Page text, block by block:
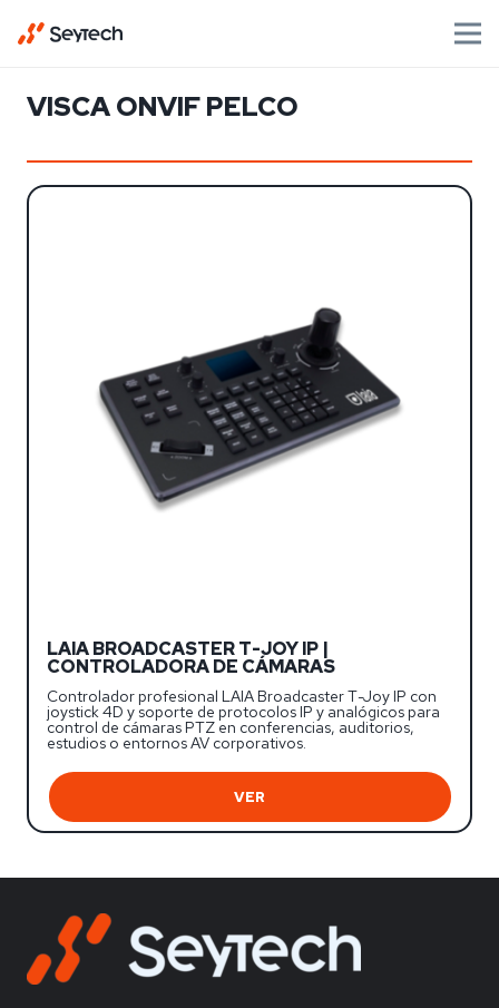
VISCA ONVIF PELCO
LAIA BROADCASTER T-JOY IP |
CONTROLADORA DE CÁMARAS
Controlador profesional LAIA Broadcaster T-Joy IP con
joystick 4D y soporte de protocolos IP y analógicos para
control de cámaras PTZ en conferencias, auditorios,
estudios o entornos AV corporativos.
VER